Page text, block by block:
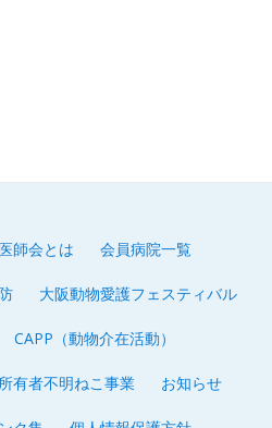
師会とは 会員病院一覧
大阪動物愛護フェスティバル
CAPP（動物介在活動）
所有者不明ねこ事業 お知らせ